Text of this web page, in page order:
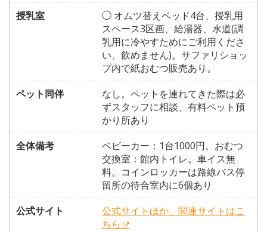
授乳室
◯ オムツ替えベッド4台、授乳用
スペース3区画、給湯器、水道(調
乳用に冷やすためにご利用くださ
い、飲めません)。サファリショッ
プ内で紙おむつ販売あり。
ペット同伴
なし。ペットを連れてきた際は必
ずスタッフに相談、有料ペット預
かり所あり
全体備考
ベビーカー：1台1000円。おむつ
交換室：館内トイレ。車イス無
料。コインロッカーは路線バス停
留所の待合室内に6個あり
公式サイト
公式サイトほか、関連サイトはこ
ちら